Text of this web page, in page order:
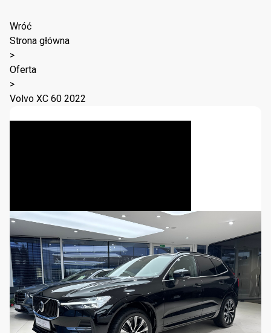
Wróć
Strona główna
>
Oferta
>
Volvo XC 60 2022